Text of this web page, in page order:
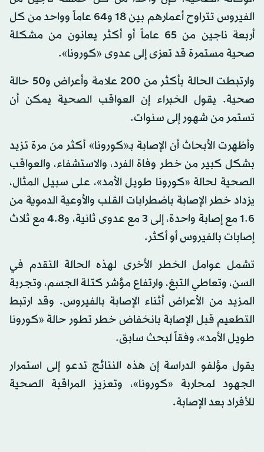
الفيروس تتراوح أعمارهم بين 18 و64 عاماً وواحد من كل
أربعة ناجين من 65 عاماً أو أكثر يعانون من مشكلة
صحية مستمرة قد تعزى إلى عدوى «كورونا».
وارتبطت الحالة بأكثر من 200 علامة وأعراض و50 حالة
صحية. يقول الخبراء إن العواقب الصحية يمكن أن
تستمر من شهور إلى سنوات.
وأظهرت الأبحاث أن الإصابة بـ«كورونا» أكثر من مرة تزيد
بشكل كبير من خطر وفاة الفرد، والاستشفاء، والعواقب
الصحية لحالة «كورونا طويل الأمد»، على سبيل المثال،
يزداد خطر الإصابة باضطرابات القلب والأوعية الدموية من
1.6 مع إصابة واحدة، إلى 3 مع عدوى ثانية، و4.8 مع ثلاث
إصابات بالفيروس أو أكثر.
تشمل عوامل الخطر الأخرى لهذه الحالة التقدم في
السن، وتعاطي التبغ، وارتفاع مؤشر كتلة الجسم، وتجربة
المزيد من الأعراض أثناء الإصابة بالفيروس. وقد ارتبط
التطعيم قبل الإصابة بانخفاض خطر تطور حالة «كورونا
طويل الأمد»، وفقاً لبحث سابق.
يقول مؤلفو الدراسة إن هذه النتائج تدعو إلى استمرار
الجهود لمحاربة «كورونا»، وتعزيز المراقبة الصحية
للأفراد بعد الإصابة.